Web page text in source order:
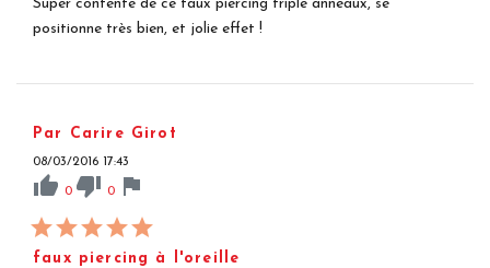
Super contente de ce faux piercing triple anneaux, se
positionne très bien, et jolie effet !
Par Carire Girot
08/03/2016 17:43
thumb_up 0 thumb_down 0 flag
faux piercing à l'oreille